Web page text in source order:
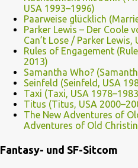
USA 1993–1996)
Paarweise glücklich
Parker Lewis – Der Coole
Can’t Lose / Parker Lewis,
Rules of Engagement
2013)
Samantha Who?
Seinfeld (Seinfeld, USA
Taxi (Taxi, USA
Titus (Titus, USA
The New Adventures of
Adventures of Old
Fantasy- und SF-Sitcom